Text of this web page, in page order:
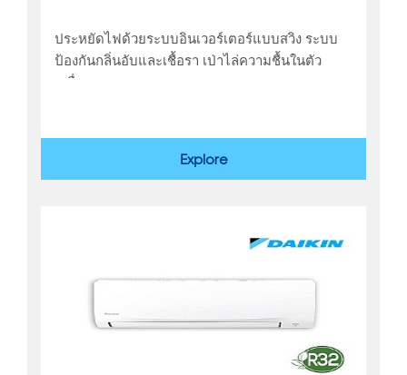
ประหยัดไฟด้วยระบบอินเวอร์เตอร์แบบสวิง ระบบ
ป้องกันกลิ่นอับและเชื้อรา เป่าไล่ความชื้นในตัว
เครื่อง
Explore